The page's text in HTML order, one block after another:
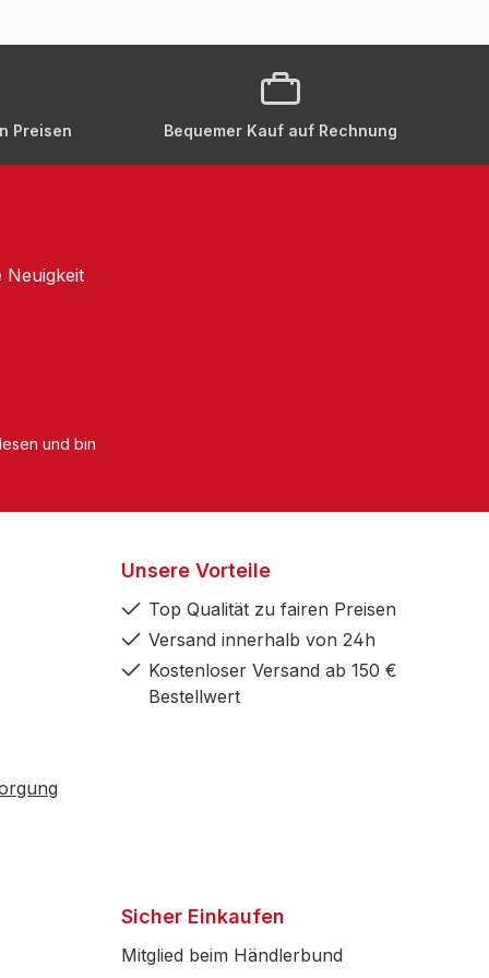
Preisen Bequemer Kauf auf Rechnung
Neuigkeit
und bin
Unsere Vorteile
Top Qualität zu fairen Preisen
Versand innerhalb von 24h
Kostenloser Versand ab 150 €
Bestellwert
Sicher Einkaufen
Mitglied beim Händlerbund